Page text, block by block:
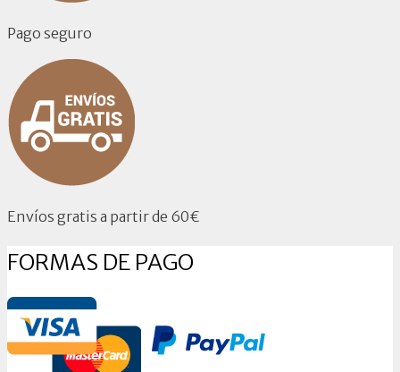
Pago seguro
Envíos gratis a partir de 60€
FORMAS DE PAGO